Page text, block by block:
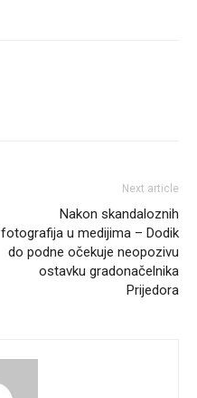
Next article
Nakon skandaloznih
fotografija u medijima – Dodik
do podne očekuje neopozivu
ostavku gradonačelnika
Prijedora